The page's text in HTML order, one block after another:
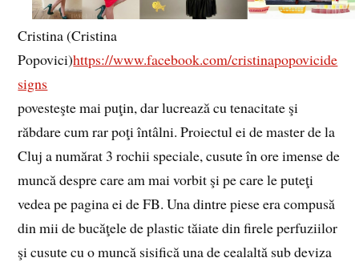
Cristina (Cristina
Popovici)https://www.facebook.com/cristinapopovicide
signs
povesteşte mai puţin, dar lucrează cu tenacitate şi
răbdare cum rar poţi întâlni. Proiectul ei de master de la
Cluj a numărat 3 rochii speciale, cusute în ore imense de
muncă despre care am mai vorbit şi pe care le puteţi
vedea pe pagina ei de FB. Una dintre piese era compusă
din mii de bucăţele de plastic tăiate din firele perfuziilor
şi cusute cu o muncă sisifică una de cealaltă sub deviza